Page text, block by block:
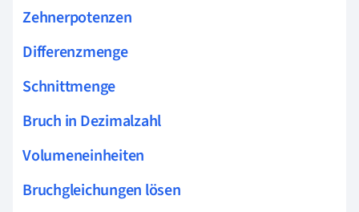
Zehnerpotenzen
Differenzmenge
Schnittmenge
Bruch in Dezimalzahl
Volumeneinheiten
Bruchgleichungen lösen